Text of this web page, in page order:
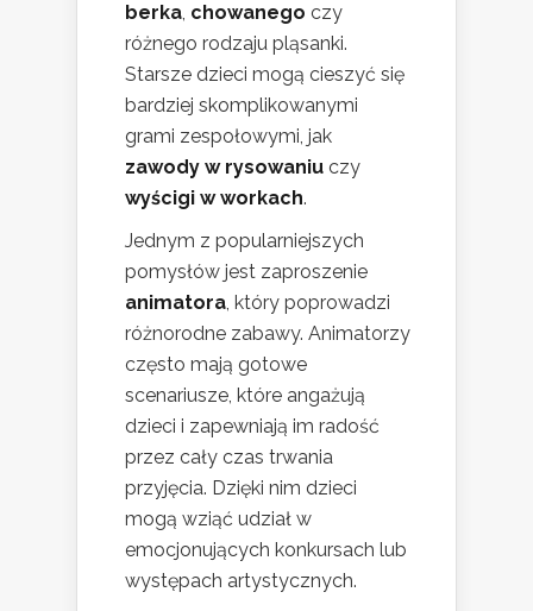
berka, chowanego czy
różnego rodzaju pląsanki.
Starsze dzieci mogą cieszyć się
bardziej skomplikowanymi
grami zespołowymi, jak
zawody w rysowaniu czy
wyścigi w workach.
Jednym z popularniejszych
pomysłów jest zaproszenie
animatora, który poprowadzi
różnorodne zabawy. Animatorzy
często mają gotowe
scenariusze, które angażują
dzieci i zapewniają im radość
przez cały czas trwania
przyjęcia. Dzięki nim dzieci
mogą wziąć udział w
emocjonujących konkursach lub
występach artystycznych.